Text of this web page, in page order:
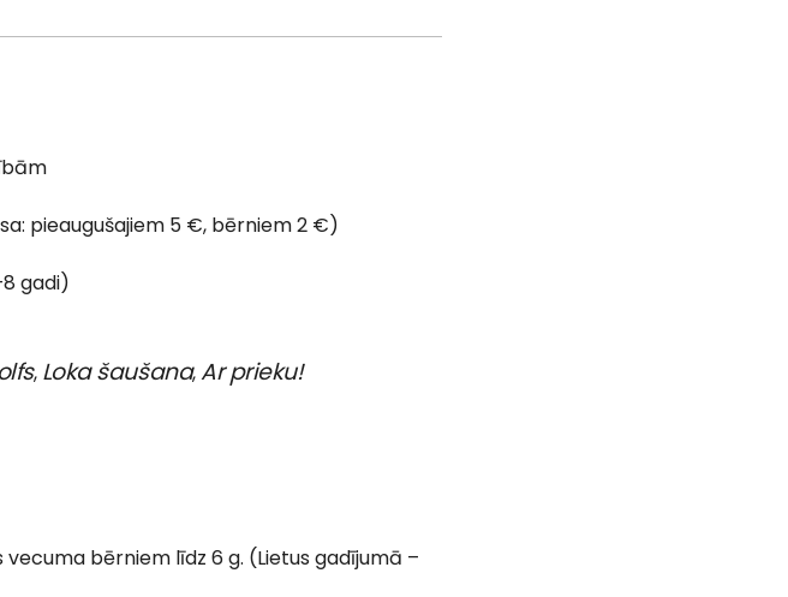
pieaugušajiem 5 €, bērniem 2 €)
gadi)
, Loka šaušana,Ar prieku!
bērniem līdz 6 g. (Lietus gadījumā –